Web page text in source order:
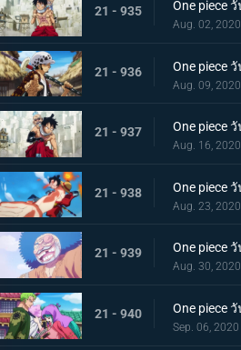
21 - 935
Aug. 02, 2020
21 - 936
Aug. 09, 2020
21 - 937
Aug. 16, 2020
21 - 938
Aug. 23, 2020
21 - 939
Aug. 30, 2020
21 - 940
Sep. 06, 2020